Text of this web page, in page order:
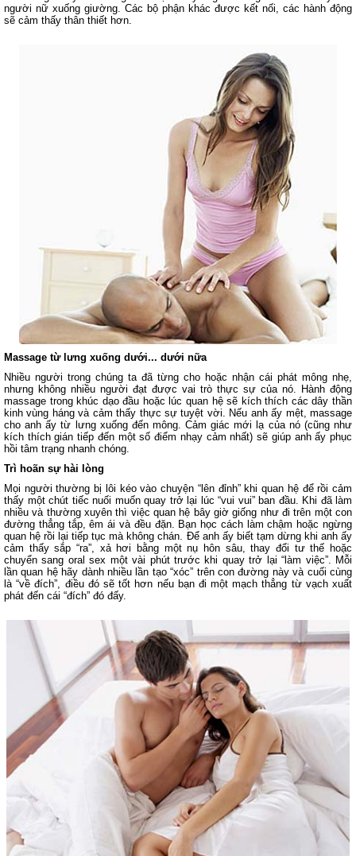
người nữ xuống giường. Các bộ phận khác được kết nối, các hành động
sẽ cảm thấy thân thiết hơn.
Massage từ lưng xuống dưới... dưới nữa
Nhiều người trong chúng ta đã từng cho hoặc nhận cái phát mông nhẹ,
nhưng không nhiều người đạt được vai trò thực sự của nó. Hành động
massage trong khúc dạo đầu hoặc lúc quan hệ sẽ kích thích các dây thần
kinh vùng háng và cảm thấy thực sự tuyệt vời. Nếu anh ấy mệt, massage
cho anh ấy từ lưng xuống đến mông. Cảm giác mới lạ của nó (cũng như
kích thích gián tiếp đến một số điểm nhạy cảm nhất) sẽ giúp anh ấy phục
hồi tâm trạng nhanh chóng.
Trì hoãn sự hài lòng
Mọi người thường bị lôi kéo vào chuyện “lên đỉnh” khi quan hệ để rồi cảm
thấy một chút tiếc nuối muốn quay trở lại lúc “vui vui” ban đầu. Khi đã làm
nhiều và thường xuyên thì việc quan hệ bây giờ giống như đi trên một con
đường thẳng tắp, êm ái và đều đặn. Bạn học cách làm chậm hoặc ngừng
quan hệ rồi lại tiếp tục mà không chán. Để anh ấy biết tạm dừng khi anh ấy
cảm thấy sắp “ra”, xả hơi bằng một nụ hôn sâu, thay đổi tư thế hoặc
chuyển sang oral sex một vài phút trước khi quay trở lại “làm việc”. Mỗi
lần quan hệ hãy dành nhiều lần tạo “xóc” trên con đường này và cuối cùng
là “về đích”, điều đó sẽ tốt hơn nếu bạn đi một mạch thẳng từ vạch xuất
phát đến cái “đích” đó đấy.